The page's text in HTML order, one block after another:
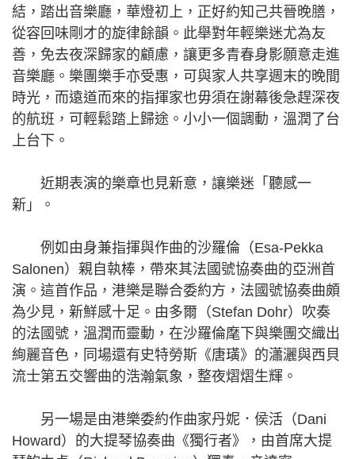
結，踏出音樂廳，華燈初上，正好約知己共晉晚膳，
從容回味剛才的旋律餘韻。此舉對年輕樂迷尤為友
善，免去夜深歸家的顧慮，讓更多青春身影願意走進
音樂廳。樂團樂手亦受惠，可與家人共享週末的晚間
時光，而遠道而來的指揮家也毋須在謝幕後急趕深夜
的航班，可輕鬆踏上歸途。小小一個調動，溫潤了台
上台下。
近期表演的樂章也見新意，讓樂迷「聽感一
新」。
例如由身兼指揮與作曲的沙羅倫（Esa-Pekka
Salonen）親自執棒，帶來其法國號協奏曲的亞洲首
演。這首作品，港樂是聯合委約方，法國號協奏曲頗
為少見，新鮮感十足。由多爾（Stefan Dohr）吹奏
的法國號，溫潤而靈動，在沙羅倫麾下與樂團交織出
絢麗音色，同場還有史特勞斯《唐璜》的瀟灑與西貝
流士第五交響曲的浩瀚氣象，整夜熠熠生輝。
另一場是由港樂委約作曲家丹妮．侯活（Dani
Howard）的大提琴協奏曲《獨行者》，由首席大提